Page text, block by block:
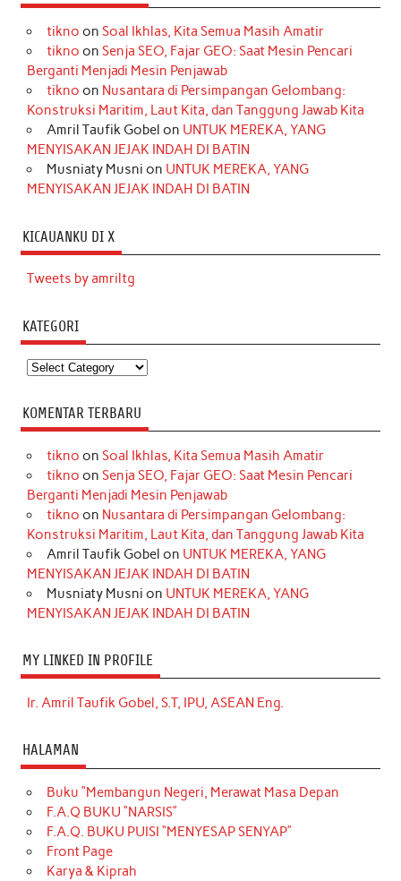
tikno on Soal Ikhlas, Kita Semua Masih Amatir
tikno on Senja SEO, Fajar GEO: Saat Mesin Pencari
Berganti Menjadi Mesin Penjawab
tikno on Nusantara di Persimpangan Gelombang:
Konstruksi Maritim, Laut Kita, dan Tanggung Jawab Kita
Amril Taufik Gobel on UNTUK MEREKA, YANG
MENYISAKAN JEJAK INDAH DI BATIN
Musniaty Musni on UNTUK MEREKA, YANG
MENYISAKAN JEJAK INDAH DI BATIN
KICAUANKU DI X
Tweets by amriltg
KATEGORI
Kategori
KOMENTAR TERBARU
tikno on Soal Ikhlas, Kita Semua Masih Amatir
tikno on Senja SEO, Fajar GEO: Saat Mesin Pencari
Berganti Menjadi Mesin Penjawab
tikno on Nusantara di Persimpangan Gelombang:
Konstruksi Maritim, Laut Kita, dan Tanggung Jawab Kita
Amril Taufik Gobel on UNTUK MEREKA, YANG
MENYISAKAN JEJAK INDAH DI BATIN
Musniaty Musni on UNTUK MEREKA, YANG
MENYISAKAN JEJAK INDAH DI BATIN
MY LINKED IN PROFILE
Ir. Amril Taufik Gobel, S.T, IPU, ASEAN Eng.
HALAMAN
Buku “Membangun Negeri, Merawat Masa Depan
F.A.Q BUKU “NARSIS”
F.A.Q. BUKU PUISI “MENYESAP SENYAP”
Front Page
Karya & Kiprah